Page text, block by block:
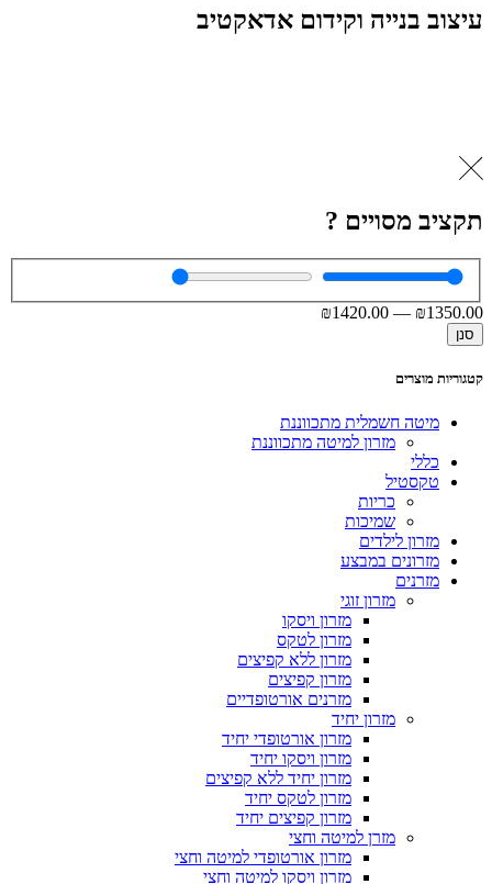
עיצוב בנייה וקידום אדאקטיב
תקציב מסויים ?
₪1350.00
—
₪1420.00
סנן
קטגוריות מוצרים
מיטה חשמלית מתכווננת
מזרון למיטה מתכווננת
כללי
טקסטיל
כריות
שמיכות
מזרון לילדים
מזרונים במבצע
מזרנים
מזרון זוגי
מזרון ויסקו
מזרון לטקס
מזרון ללא קפיצים
מזרון קפיצים
מזרנים אורטופדיים
מזרון יחיד
מזרון אורטופדי יחיד
מזרון ויסקו יחיד
מזרון יחיד ללא קפיצים
מזרון לטקס יחיד
מזרון קפיצים יחיד
מזרן למיטה וחצי
מזרון אורטופדי למיטה וחצי
מזרון ויסקו למיטה וחצי